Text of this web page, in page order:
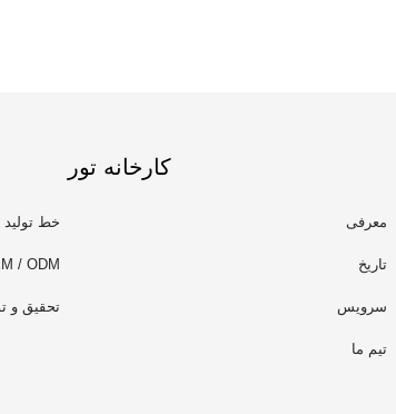
معرفی
تاریخ
سرویس
تیم ما
کارخانه تور
خط تولید
/ ODM
تحقیق و